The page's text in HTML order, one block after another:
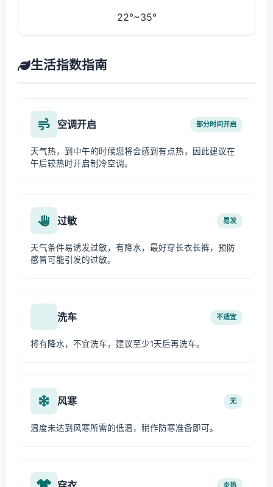
22°~35°
生活指数指南
空调开启 部分时间开启
天气热，到中午的时候您将会感到有点热，因此建议在
午后较热时开启制冷空调。
过敏 易发
天气条件易诱发过敏，有降水，最好穿长衣长裤，预防
感冒可能引发的过敏。
洗车 不适宜
将有降水，不宜洗车，建议至少1天后再洗车。
风寒 无
温度未达到风寒所需的低温，稍作防寒准备即可。
炎热